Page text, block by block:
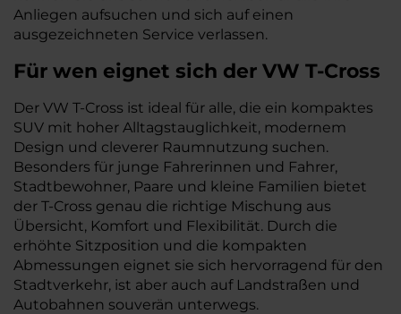
Anliegen aufsuchen und sich auf einen
ausgezeichneten Service verlassen.
Für wen eignet sich der VW T-Cross
Der VW T-Cross ist ideal für alle, die ein kompaktes
SUV mit hoher Alltagstauglichkeit, modernem
Design und cleverer Raumnutzung suchen.
Besonders für junge Fahrerinnen und Fahrer,
Stadtbewohner, Paare und kleine Familien bietet
der T-Cross genau die richtige Mischung aus
Übersicht, Komfort und Flexibilität. Durch die
erhöhte Sitzposition und die kompakten
Abmessungen eignet sie sich hervorragend für den
Stadtverkehr, ist aber auch auf Landstraßen und
Autobahnen souverän unterwegs.